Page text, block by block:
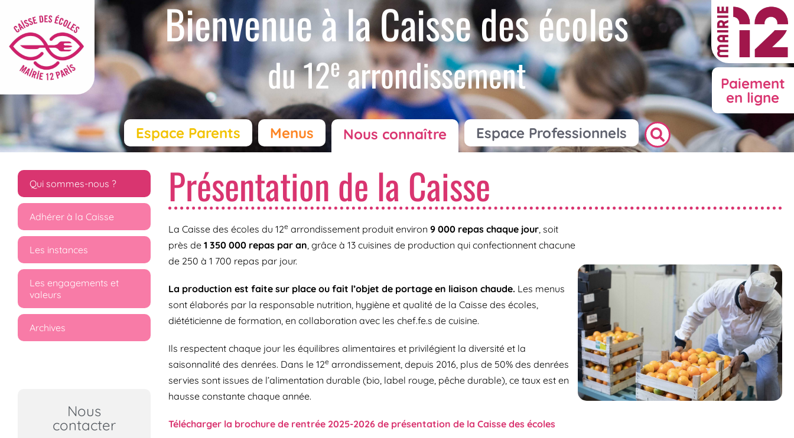
Bienvenue à la Caisse des écoles
du 12earrondissement
Paiement
en ligne
Espace Parents
Menus Nous connaître Espace Professionnels
Qui sommes-nous ?
Adhérer à la Caisse
Les instances
Les engagements et
valeurs
Archives
Nous
contacter
Présentation de la Caisse
La Caisse des écoles du 12earrondissement produit environ 9 000 repas chaque jour, soit
près de 1 350 000 repas par an, grâce à 13 cuisines de production qui confectionnent chacune
de 250 à 1 700 repas par jour.
La production est faite sur place ou fait l’objet de portage en liaison chaude. Les menus
sont élaborés par la responsable nutrition, hygiène et qualité de la Caisse des écoles,
diététicienne de formation, en collaboration avec les chef.fe.s de cuisine.
Ils respectent chaque jour les équilibres alimentaires et privilégient la diversité et la
saisonnalité des denrées. Dans le 12earrondissement, depuis 2016, plus de 50% des denrées
servies sont issues de l’alimentation durable (bio, label rouge, pêche durable), ce taux est en
hausse constante chaque année.
Télécharger la brochure de rentrée 2025-2026 de présentation de la Caisse des écoles